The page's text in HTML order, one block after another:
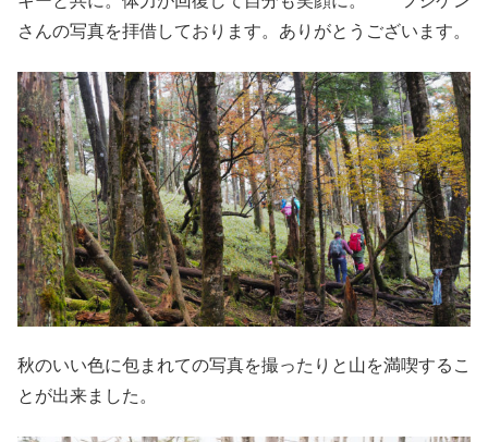
さんの写真を拝借しております。ありがとうございます。
秋のいい色に包まれての写真を撮ったりと山を満喫するこ
とが出来ました。